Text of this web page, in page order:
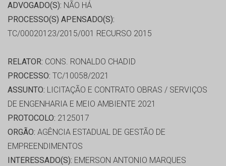
ADVOGADO(S): NÃO HÁ
PROCESSO(S) APENSADO(S):
TC/00020123/2015/001 RECURSO 2015
RELATOR: CONS. RONALDO CHADID
PROCESSO: TC/10058/2021
ASSUNTO: LICITAÇÃO E CONTRATO OBRAS / SERVIÇOS
DE ENGENHARIA E MEIO AMBIENTE 2021
PROTOCOLO: 2125017
ORGÃO: AGÊNCIA ESTADUAL DE GESTÃO DE
EMPREENDIMENTOS
INTERESSADO(S): EMERSON ANTONIO MARQUES